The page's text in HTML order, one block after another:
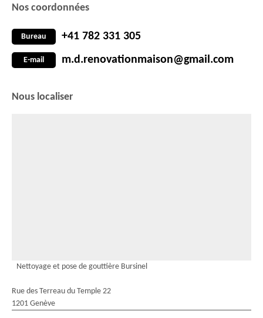
Nos coordonnées
Bureau +41 782 331 305
E-mail m.d.renovationmaison@gmail.com
Nous localiser
Nettoyage et pose de gouttière Bursinel
Rue des Terreau du Temple 22
1201 Genève